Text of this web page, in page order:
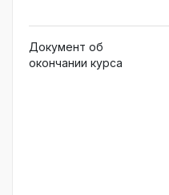
Документ об
окончании курса